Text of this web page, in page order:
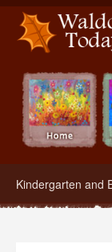
Waldorf
Kindergarten and